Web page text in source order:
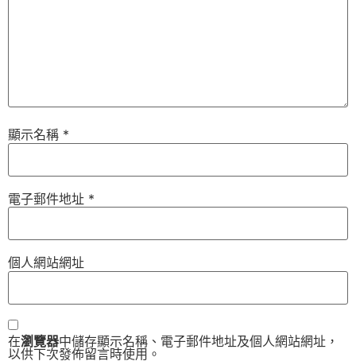
顯示名稱 *
電子郵件地址 *
個人網站網址
在瀏覽器中儲存顯示名稱、電子郵件地址及個人網站網址，
以供下次發佈留言時使用。